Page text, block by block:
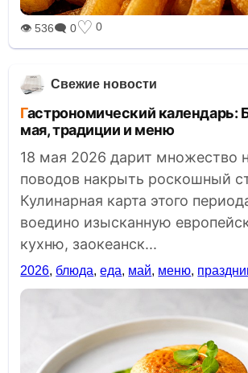
👁 536🗨 0♡ 0
Свежие новости
Гастрономический календарь: Блюдо дня 18
мая, традиции и меню
18 мая 2026 дарит множество
поводов накрыть роскошный
Кулинарная карта этого
воедино изысканную
кухню, заокеанск...
2026, блюда,еда, май, меню,